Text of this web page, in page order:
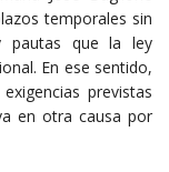
temporales sin
pautas que la ley
En ese sentido,
previstas
en otra causa por